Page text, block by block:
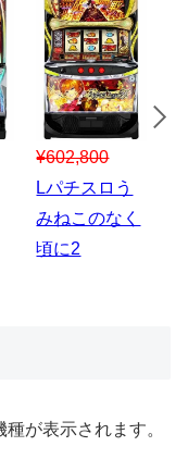
¥1,867,800
Lパチスロ 炎
炎ノ消防隊2
が表示されます。